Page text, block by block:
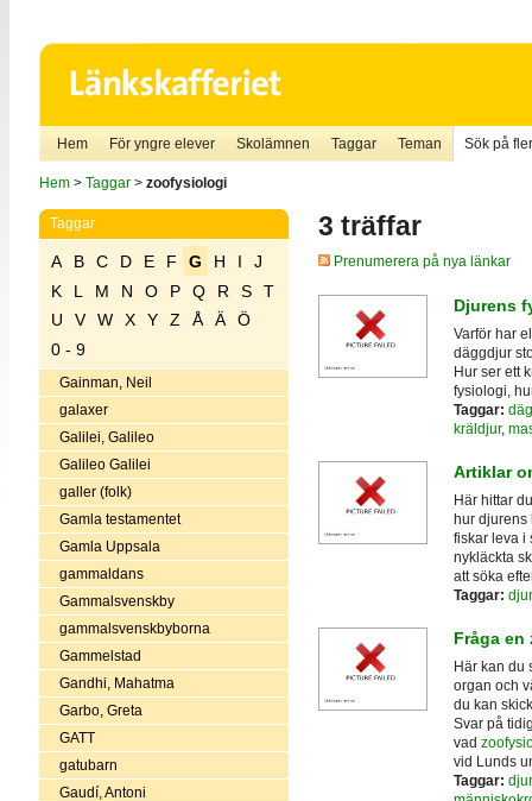
Hem För yngre elever Skolämnen Taggar Teman Sök på
Hem> Taggar> zoofysiologi
Taggar
A B C D E F G H I
J
K
L M N O P Q R S
T
U
V W X Y Z Å Ä
Ö
0 - 9
Gainman, Neil
galaxer
Galilei, Galileo
Galileo Galilei
galler (folk)
Gamla testamentet
Gamla Uppsala
gammaldans
Gammalsvenskby
gammalsvenskbyborna
Gammelstad
Gandhi, Mahatma
Garbo, Greta
GATT
gatubarn
Gaudí, Antoni
3 träffar
Prenumerera på nya länkar
Djurens
Varför har
däggdjur
Hur ser ett
fysiologi,
Taggar:
kräldjur,
Artiklar
Här hittar
hur djurens
fiskar leva i
nykläckta
att söka
Taggar: djur
Fråga
Här kan du
organ och
du kan
Svar på
vad
vid Lunds
Taggar: djur